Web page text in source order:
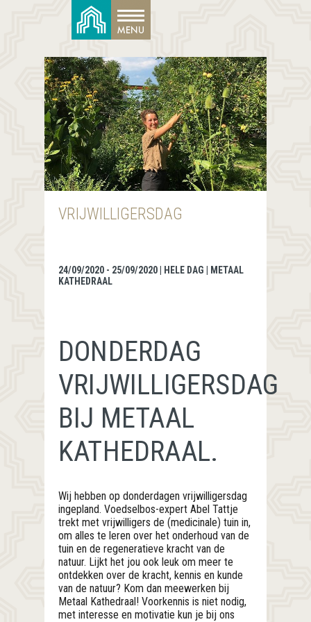
VRIJWILLIGERSDAG
24/09/2020 - 25/09/2020 | HELE DAG | METAAL
KATHEDRAAL
DONDERDAG
VRIJWILLIGERSDAG
BIJ METAAL
KATHEDRAAL.
Wij hebben op donderdagen vrijwilligersdag
ingepland. Voedselbos-expert Abel Tattje
trekt met vrijwilligers de (medicinale) tuin in,
om alles te leren over het onderhoud van de
tuin en de regeneratieve kracht van de
natuur. Lijkt het jou ook leuk om meer te
ontdekken over de kracht, kennis en kunde
van de natuur? Kom dan meewerken bij
Metaal Kathedraal! Voorkennis is niet nodig,
met interesse en motivatie kun je bij ons